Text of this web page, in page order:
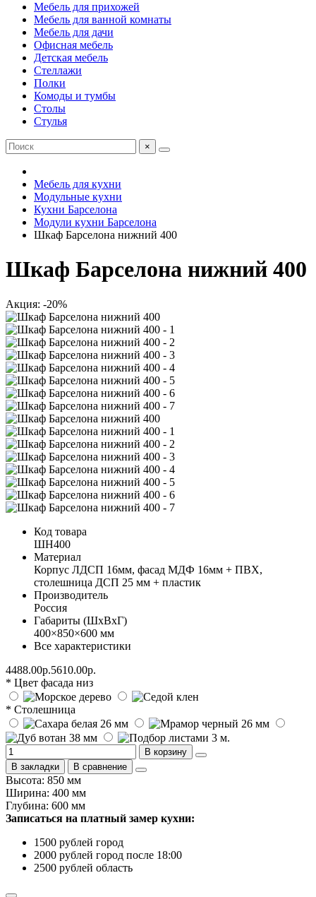
Мебель для прихожей
Мебель для ванной комнаты
Мебель для дачи
Офисная мебель
Детская мебель
Стеллажи
Полки
Комоды и тумбы
Столы
Стулья
×
Мебель для кухни
Модульные кухни
Кухни Барселона
Модули кухни Барселона
Шкаф Барселона нижний 400
Шкаф Барселона нижний 400
Акция: -20%
Код товара
ШН400
Материал
Корпус ЛДСП 16мм, фасад МДФ 16мм + ПВХ,
столешница ДСП 25 мм + пластик
Производитель
Россия
Габариты (ШхВхГ)
400×850×600 мм
Все характеристики
4488.00р.5610.00р.
* Цвет фасада низ
* Столешница
В корзину
В закладки
В сравнение
Высота: 850 мм
Ширина: 400 мм
Глубина: 600 мм
Записаться на платный замер кухни:
1500 рублей город
2000 рублей город после 18:00
2500 рублей область